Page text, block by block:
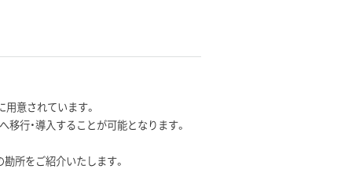
意されています。
行・導入することが可能となります。
所をご紹介いたします。